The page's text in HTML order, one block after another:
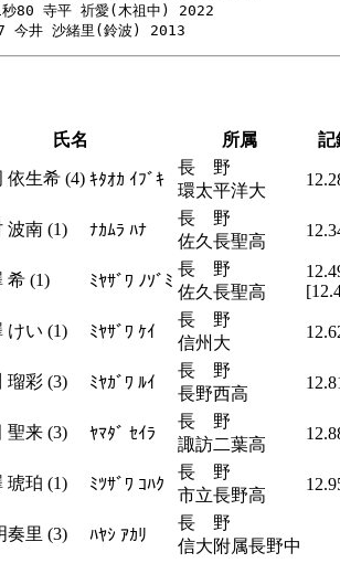
80 寺平 祈愛(木祖中) 2022
氏名 所属 記
依生希 (4) ｷﾀｵｶ ｲﾌﾞｷ
長 野
環太平洋大
波南 (1) ﾅｶﾑﾗ ﾊﾅ
長 野
佐久長聖高
希 (1) ﾐﾔｻﾞﾜ ﾉｿﾞﾐ
長 野
佐久長聖高
けい (1) ﾐﾔｻﾞﾜ ｹｲ
長 野
信州大
瑠彩 (3) ﾐﾔｶﾞﾜ ﾙｲ
長 野
長野西高
聖来 (3) ﾔﾏﾀﾞ ｾｲﾗ
長 野
諏訪二葉高
琥珀 (1) ﾐﾂｻﾞﾜ ｺﾊｸ
長 野
市立長野高
奏里 (3) ﾊﾔｼ ｱｶﾘ
長 野
信大附属長野中